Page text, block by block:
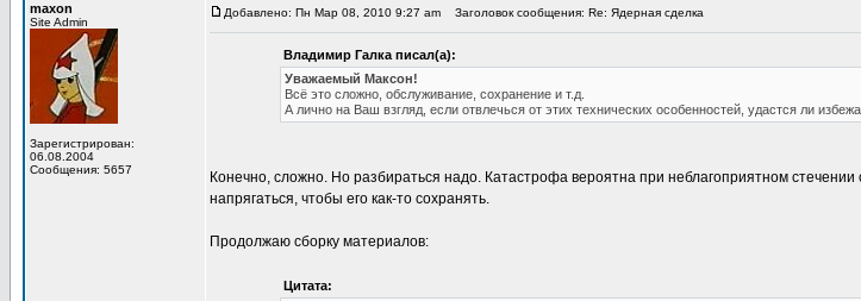
maxon
Site Admin
Зарегистрирован:
06.08.2004
Сообщения: 5657
Добавлено: Пн Мар 08, 2010 9:27 am Заголовок сообщения: Re: Ядерная сделка
Владимир Галка писал(а):
Уважаемый Максон!
Всё это сложно, обслуживание, сохранение и т.д.
А лично на Ваш взгляд, если отвлечься от этих технических особенностей, удастся ли
Конечно, сложно. Но разбираться надо. Катастрофа вероятна при неблагоприятном
напрягаться, чтобы его как-то сохранять.
Продолжаю сборку материалов:
Цитата: